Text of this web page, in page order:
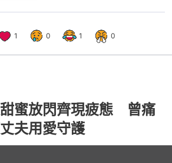
1 0 1 0
甜蜜放閃齊現疲態 曾痛
夫用愛守護